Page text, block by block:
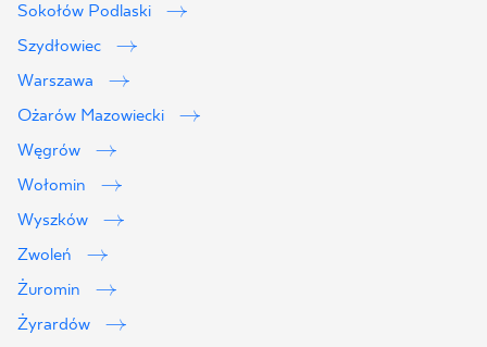
Sokołów Podlaski
Szydłowiec
Warszawa
Ożarów Mazowiecki
Węgrów
Wołomin
Wyszków
Zwoleń
Żuromin
Żyrardów